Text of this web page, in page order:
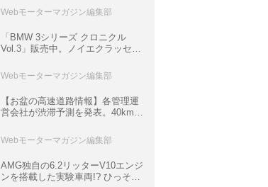
ト体験があたる抽選企画などを展
開
Webモーターマガジン編集部
「BMW 3シリーズ クロニクル
Vol.3」販売中。ノイエクラッセか
ムック
Webモーターマガジン編集部
【お盆の高速道路情報】各管理運
営会社が渋滞予測を発表。40km以
数ある
Webモーターマガジン編集部
AMG独自の6.2リッターV10エンジ
ンを搭載した実験車両!? ひっそり